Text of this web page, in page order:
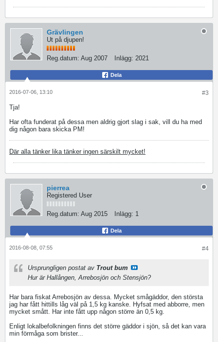
Grävlingen
Ut på djupen!
Reg.datum: Aug 2007 Inlägg: 2021
Dela
#3
2016-07-06, 13:10
Tja!
Har ofta funderat på dessa men aldrig gjort slag i sak, vill du ha med
dig någon bara skicka PM!
Där alla tänker lika tänker ingen särskilt mycket!
pierrea
Registered User
Reg.datum: Aug 2015 Inlägg: 1
Dela
#4
2016-08-08, 07:55
Ursprungligen postat av Trout bum
Hur är Hallången, Arrebosjön och Stensjön?
Har bara fiskat Arrebosjön av dessa. Mycket smågäddor, den största
jag har fått hittills låg väl på 1,5 kg kanske. Hyfsat med abborre, men
mycket smått. Har inte fått upp någon större än 0,5 kg.
Enligt lokalbefolkningen finns det större gäddor i sjön, så det kan vara
min förmåga som brister...